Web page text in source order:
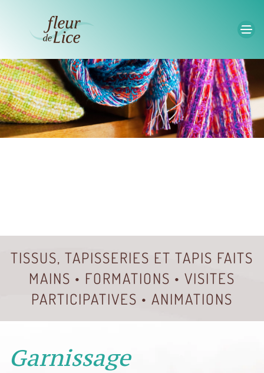
Accéder au contenu principal
TISSUS, TAPISSERIES ET TAPIS FAITS
MAINS • FORMATIONS • VISITES
PARTICIPATIVES • ANIMATIONS
Garnissage